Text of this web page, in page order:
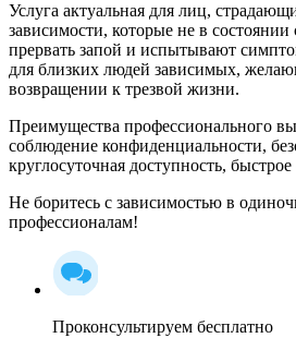
Услуга актуальная для лиц,
зависимости, которые не в состоянии
прервать запой и испытывают
для близких людей зависимых,
возвращении к трезвой жизни.
Преимущества профессионального
соблюдение конфиденциальности,
круглосуточная доступность,
Не боритесь с зависимостью в
профессионалам!
Проконсультируем бесплатно